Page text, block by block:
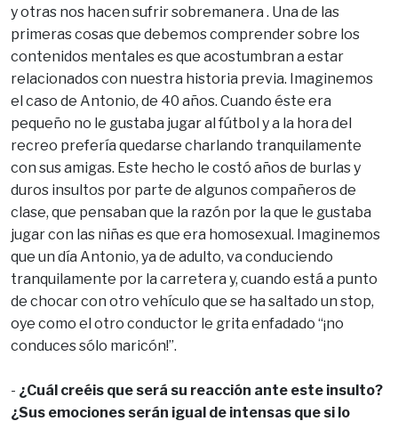
y otras nos hacen sufrir sobremanera . Una de las
primeras cosas que debemos comprender sobre los
contenidos mentales es que acostumbran a estar
relacionados con nuestra historia previa. Imaginemos
el caso de Antonio, de 40 años. Cuando éste era
pequeño no le gustaba jugar al fútbol y a la hora del
recreo prefería quedarse charlando tranquilamente
con sus amigas. Este hecho le costó años de burlas y
duros insultos por parte de algunos compañeros de
clase, que pensaban que la razón por la que le gustaba
jugar con las niñas es que era homosexual. Imaginemos
que un día Antonio, ya de adulto, va conduciendo
tranquilamente por la carretera y, cuando está a punto
de chocar con otro vehículo que se ha saltado un stop,
oye como el otro conductor le grita enfadado “¡no
conduces sólo maricón!”.
- ¿Cuál creéis que será su reacción ante este insulto?
¿Sus emociones serán igual de intensas que si lo